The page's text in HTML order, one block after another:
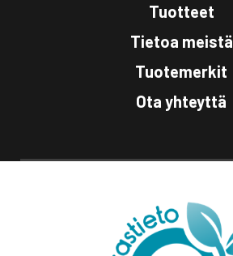
Tuotteet
Tietoa meistä
Tuotemerkit
Ota yhteyttä